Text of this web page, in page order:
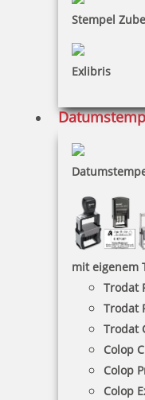
Stempel
Exlibris
mit eigenem
Trodat
Trodat
Trodat
Colop
Colop
Colop